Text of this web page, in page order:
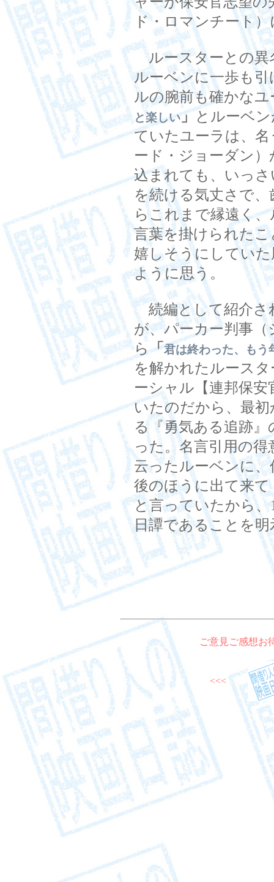
ド・ロマンチート
ルースターとの異
ルーベンに一歩も
ルの腕前も確かな
と楽しい」 とルーベ
ていたユーラは、
ード・ジョーダン
込まれても、いっ
を続ける気丈さで
らこれまで縁遠く
言葉を掛けられた
嬉しそうにしてい
ように思う。
続編として紹介さ
が、パーカー判事
ら「君は終わった、もう
を解かれたルース
ーシャル【連邦保
いたのだから、最
る『勇気ある追跡
った。名言引用の
云ったルーベンに
後のほうに出て来て
と言っていたから、
日譚であることを
ご意見ご感想お
<<<